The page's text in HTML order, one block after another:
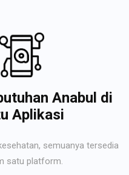
Anabul di
Aplikasi
semuanya tersedia
satu platform.